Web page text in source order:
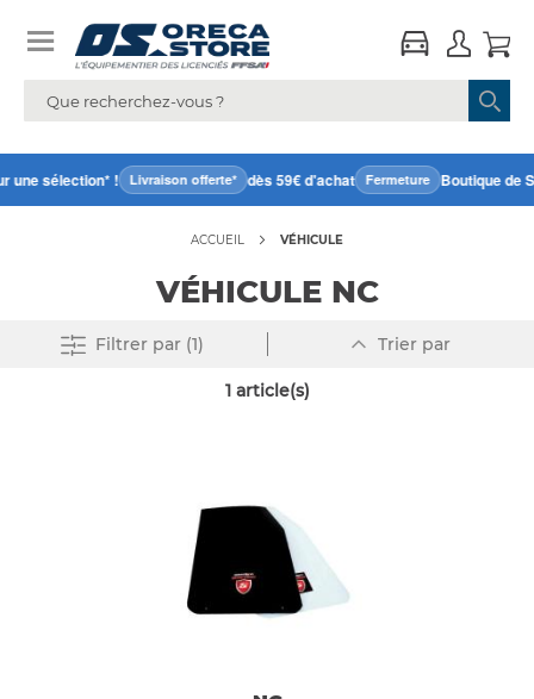
une sélection* ! Livraison offerte* dès 59€ d'achat Fermeture Boutique de
ACCUEIL VÉHICULE
VÉHICULE NC
Supprimer tout
Filtrerpar (1) Trier par
ordre
1article(s)